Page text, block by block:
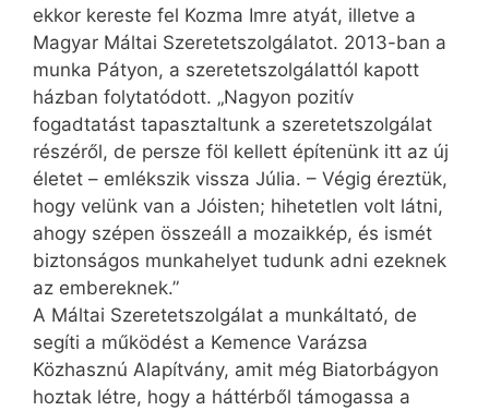
ekkor kereste fel Kozma Imre atyát, illetve a
Magyar Máltai Szeretetszolgálatot. 2013-ban a
munka Pátyon, a szeretetszolgálattól kapott
házban folytatódott. „Nagyon pozitív
fogadtatást tapasztaltunk a szeretetszolgálat
részéről, de persze föl kellett építenünk itt az új
életet – emlékszik vissza Júlia. – Végig éreztük,
hogy velünk van a Jóisten; hihetetlen volt látni,
ahogy szépen összeáll a mozaikkép, és ismét
biztonságos munkahelyet tudunk adni ezeknek
az embereknek.”
A Máltai Szeretetszolgálat a munkáltató, de
segíti a működést a Kemence Varázsa
Közhasznú Alapítvány, amit még Biatorbágyon
hoztak létre, hogy a háttérből támogassa a